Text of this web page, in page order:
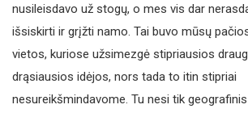
nusileisdavo už stogų, o mes vis dar
išsiskirti ir grįžti namo. Tai buvo mūsų
vietos, kuriose užsimezgė stipriausios
drąsiausios idėjos, nors tada to itin stipriai
nesureikšmindavome. Tu nesi tik